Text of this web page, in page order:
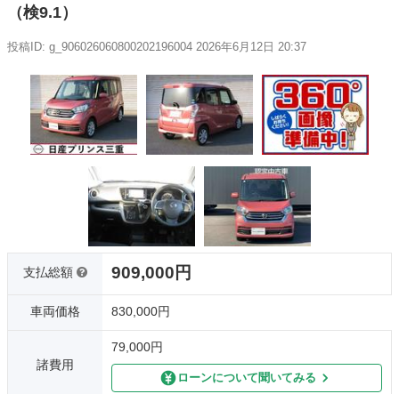
（検9.1）
投稿ID: g_906026060800202196004 2026年6月12日 20:37
支払総額 909,000円
車両価格 830,000円
諸費用
79,000円
ローンについて聞いてみる